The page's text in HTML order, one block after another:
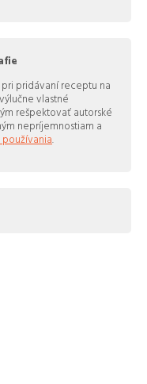
pridávaní receptu na
vlastné
rešpektovať autorské
nepríjemnostiam a
.